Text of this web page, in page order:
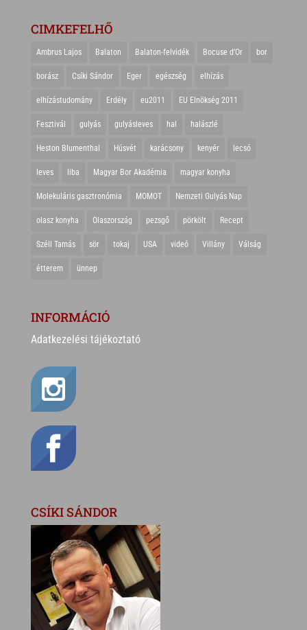
CIMKEFELHŐ
Ambrus Lajos Balaton Balaton-felvidék Bocuse d'Or bor
borász Csíki Sándor Eger egészség elhízás
elhízástudomány Erdély eu2011 EU Elnökség 2011
Fesztivál gulyás gulyásleves hal halászlé
Heston Blumenthal Húsvét karácsony kenyér lecsó
leves liba Magyar Bor Akadémia magyar konyha
Molekuláris gasztronómia MOMOT Nemzeti Gulyás Nap
olasz konyha Olaszország pezsgő pörkölt Recept
Széll Tamás sör tokaj USA videó Villány Válság
étterem ünnep
INFORMÁCIÓ
Adatkezelési tájékoztató
CSÍKI SÁNDOR